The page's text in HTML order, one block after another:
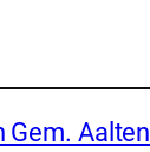
Gem. Aalten